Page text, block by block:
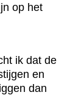
op het
ik dat de
en
dan